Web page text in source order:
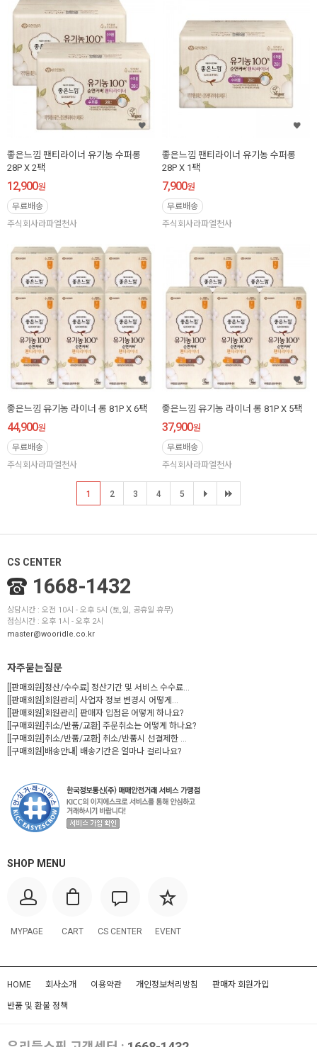
좋은느낌 팬티라이너 유기농 수퍼롱
28P X 2팩
12,900원
무료배송
주식회사라파엘천사
좋은느낌 팬티라이너 유기농 수퍼롱
28P X 1팩
7,900원
무료배송
주식회사라파엘천사
좋은느낌 유기농 라이너 롱 81P X 6팩
44,900원
무료배송
주식회사라파엘천사
좋은느낌 유기농 라이너 롱 81P X 5팩
37,900원
무료배송
주식회사라파엘천사
1 2 3 4 5
CS CENTER
1668-1432
상담시간 : 오전 10시 - 오후 5시 (토,일, 공휴일 휴무)
점심시간 : 오후 1시 - 오후 2시
master@wooridle.co.kr
자주묻는질문
[[판매회원]정산/수수료] 정산기간 및 서비스 수수료...
[[판매회원]회원관리] 사업자 정보 변경시 어떻게...
[[판매회원]회원관리] 판매자 입점은 어떻게 하나요?
[[구매회원]취소/반품/교환] 주문취소는 어떻게 하나요?
[[구매회원]취소/반품/교환] 취소/반품시 선결제한 ...
[[구매회원]배송안내] 배송기간은 얼마나 걸리나요?
SHOP MENU
MYPAGE CART CS CENTER EVENT
HOME 회사소개 이용약관 개인정보처리방침 판매자 회원가입
반품 및 환불 정책